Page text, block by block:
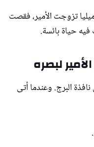
تزوجت الأمير، فقصت
حياة بائسة.
لبصره
البرج. وعندما أتى